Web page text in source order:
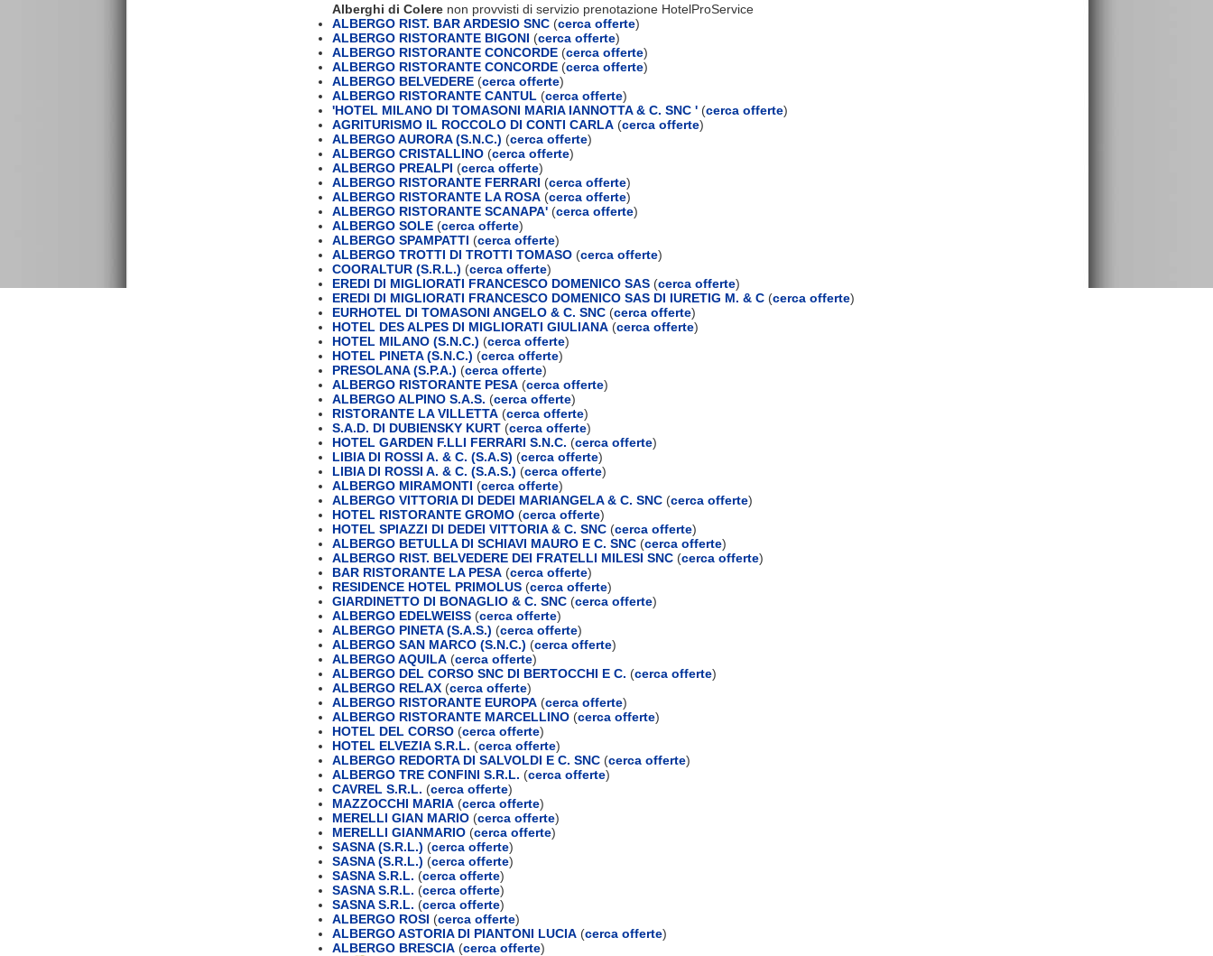
Alberghi di Colere non provvisti di servizio prenotazione HotelProService
ALBERGO RIST. BAR ARDESIO SNC (cerca offerte)
ALBERGO RISTORANTE BIGONI (cerca offerte)
ALBERGO RISTORANTE CONCORDE (cerca offerte)
ALBERGO RISTORANTE CONCORDE (cerca offerte)
ALBERGO BELVEDERE (cerca offerte)
ALBERGO RISTORANTE CANTUL (cerca offerte)
'HOTEL MILANO DI TOMASONI MARIA IANNOTTA & C. SNC ' (cerca offerte)
AGRITURISMO IL ROCCOLO DI CONTI CARLA (cerca offerte)
ALBERGO AURORA (S.N.C.) (cerca offerte)
ALBERGO CRISTALLINO (cerca offerte)
ALBERGO PREALPI (cerca offerte)
ALBERGO RISTORANTE FERRARI (cerca offerte)
ALBERGO RISTORANTE LA ROSA (cerca offerte)
ALBERGO RISTORANTE SCANAPA' (cerca offerte)
ALBERGO SOLE (cerca offerte)
ALBERGO SPAMPATTI (cerca offerte)
ALBERGO TROTTI DI TROTTI TOMASO (cerca offerte)
COORALTUR (S.R.L.) (cerca offerte)
EREDI DI MIGLIORATI FRANCESCO DOMENICO SAS (cerca offerte)
EREDI DI MIGLIORATI FRANCESCO DOMENICO SAS DI IURETIG M. & C (cerca offerte)
EURHOTEL DI TOMASONI ANGELO & C. SNC (cerca offerte)
HOTEL DES ALPES DI MIGLIORATI GIULIANA (cerca offerte)
HOTEL MILANO (S.N.C.) (cerca offerte)
HOTEL PINETA (S.N.C.) (cerca offerte)
PRESOLANA (S.P.A.) (cerca offerte)
ALBERGO RISTORANTE PESA (cerca offerte)
ALBERGO ALPINO S.A.S. (cerca offerte)
RISTORANTE LA VILLETTA (cerca offerte)
S.A.D. DI DUBIENSKY KURT (cerca offerte)
HOTEL GARDEN F.LLI FERRARI S.N.C. (cerca offerte)
LIBIA DI ROSSI A. & C. (S.A.S) (cerca offerte)
LIBIA DI ROSSI A. & C. (S.A.S.) (cerca offerte)
ALBERGO MIRAMONTI (cerca offerte)
ALBERGO VITTORIA DI DEDEI MARIANGELA & C. SNC (cerca offerte)
HOTEL RISTORANTE GROMO (cerca offerte)
HOTEL SPIAZZI DI DEDEI VITTORIA & C. SNC (cerca offerte)
ALBERGO BETULLA DI SCHIAVI MAURO E C. SNC (cerca offerte)
ALBERGO RIST. BELVEDERE DEI FRATELLI MILESI SNC (cerca offerte)
BAR RISTORANTE LA PESA (cerca offerte)
RESIDENCE HOTEL PRIMOLUS (cerca offerte)
GIARDINETTO DI BONAGLIO & C. SNC (cerca offerte)
ALBERGO EDELWEISS (cerca offerte)
ALBERGO PINETA (S.A.S.) (cerca offerte)
ALBERGO SAN MARCO (S.N.C.) (cerca offerte)
ALBERGO AQUILA (cerca offerte)
ALBERGO DEL CORSO SNC DI BERTOCCHI E C. (cerca offerte)
ALBERGO RELAX (cerca offerte)
ALBERGO RISTORANTE EUROPA (cerca offerte)
ALBERGO RISTORANTE MARCELLINO (cerca offerte)
HOTEL DEL CORSO (cerca offerte)
HOTEL ELVEZIA S.R.L. (cerca offerte)
ALBERGO REDORTA DI SALVOLDI E C. SNC (cerca offerte)
ALBERGO TRE CONFINI S.R.L. (cerca offerte)
CAVREL S.R.L. (cerca offerte)
MAZZOCCHI MARIA (cerca offerte)
MERELLI GIAN MARIO (cerca offerte)
MERELLI GIANMARIO (cerca offerte)
SASNA (S.R.L.) (cerca offerte)
SASNA (S.R.L.) (cerca offerte)
SASNA S.R.L. (cerca offerte)
SASNA S.R.L. (cerca offerte)
SASNA S.R.L. (cerca offerte)
ALBERGO ROSI (cerca offerte)
ALBERGO ASTORIA DI PIANTONI LUCIA (cerca offerte)
ALBERGO BRESCIA (cerca offerte)